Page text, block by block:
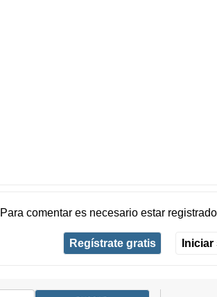
Para comentar es necesario estar registrado
Regístrate gratis Iniciar